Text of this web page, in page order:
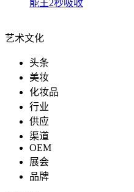
能王2秒吸收
艺术文化
头条
美妆
化妆品
行业
供应
渠道
OEM
展会
品牌